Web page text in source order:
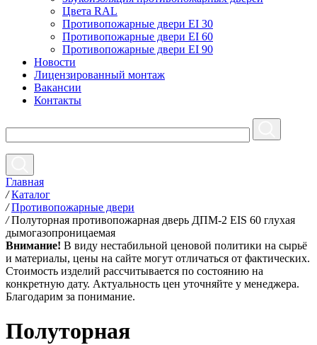
Цвета RAL
Противопожарные двери EI 30
Противопожарные двери EI 60
Противопожарные двери EI 90
Новости
Лицензированный монтаж
Вакансии
Контакты
Главная
/ Каталог
/ Противопожарные двери
/ Полуторная противопожарная дверь ДПМ-2 EIS 60 глухая
дымогазопроницаемая
Внимание! В виду нестабильной ценовой политики на сырьё
и материалы, цены на сайте могут отличаться от фактических.
Стоимость изделий рассчитывается по состоянию на
конкретную дату. Актуальность цен уточняйте у менеджера.
Благодарим за понимание.
Полуторная